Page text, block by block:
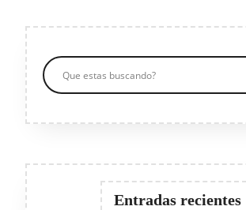
Entradas recientes